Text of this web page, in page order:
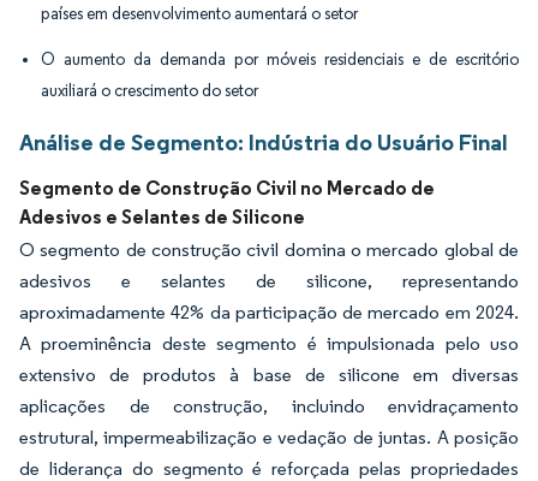
países em desenvolvimento aumentará o setor
O aumento da demanda por móveis residenciais e de escritório
auxiliará o crescimento do setor
Análise de Segmento: Indústria do Usuário Final
Segmento de Construção Civil no Mercado de
Adesivos e Selantes de Silicone
O segmento de construção civil domina o mercado global de
adesivos e selantes de silicone, representando
aproximadamente 42% da participação de mercado em 2024.
A proeminência deste segmento é impulsionada pelo uso
extensivo de produtos à base de silicone em diversas
aplicações de construção, incluindo envidraçamento
estrutural, impermeabilização e vedação de juntas. A posição
de liderança do segmento é reforçada pelas propriedades